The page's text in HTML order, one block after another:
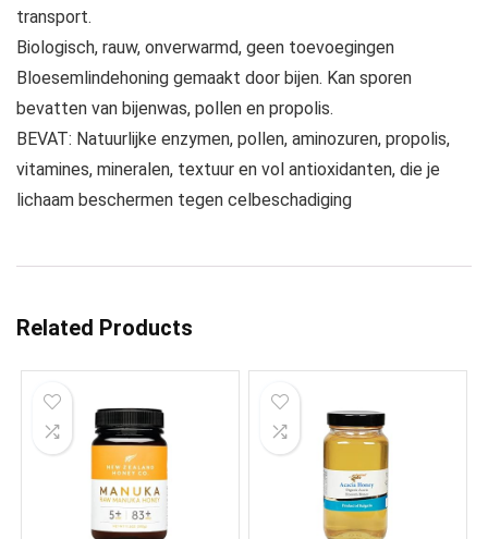
transport.
Biologisch, rauw, onverwarmd, geen toevoegingen
Bloesemlindehoning gemaakt door bijen. Kan sporen
bevatten van bijenwas, pollen en propolis.
BEVAT: Natuurlijke enzymen, pollen, aminozuren, propolis,
vitamines, mineralen, textuur en vol antioxidanten, die je
lichaam beschermen tegen celbeschadiging
Related Products